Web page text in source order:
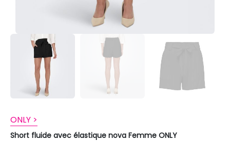
ONLY >
Short fluide avec élastique nova Femme ONLY